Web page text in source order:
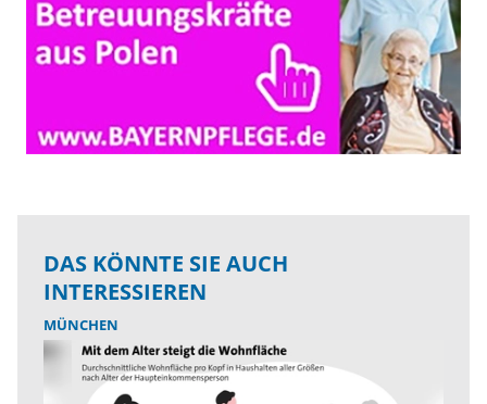
DAS KÖNNTE SIE AUCH
INTERESSIEREN
MÜNCHEN